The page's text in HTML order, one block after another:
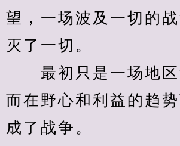
望，一场波及一切的
灭了一切。
最初只是一场地区
而在野心和利益的趋
成了战争。